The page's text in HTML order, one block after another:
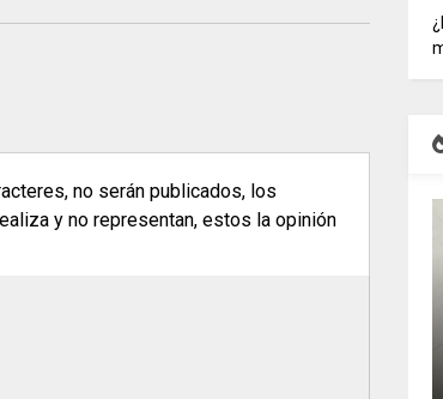
no serán publicados, los
y no representan, estos la opinión